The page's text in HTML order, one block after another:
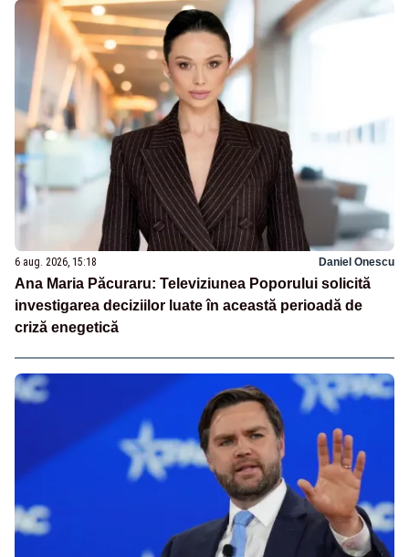
6 aug. 2026, 15:18 Daniel Onescu
Ana Maria Păcuraru: Televiziunea Poporului solicită
investigarea deciziilor luate în această perioadă de
criză enegetică